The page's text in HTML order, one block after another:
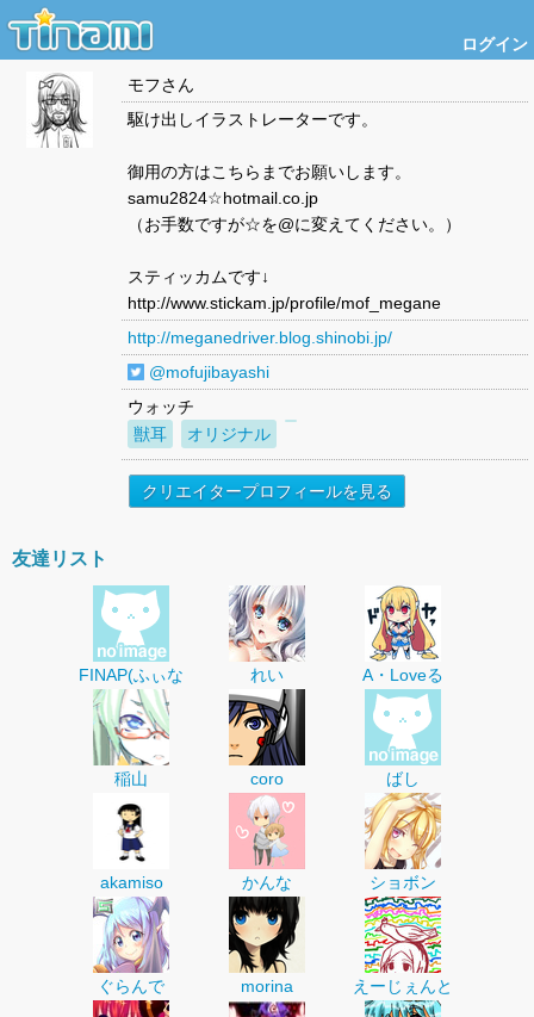
ログイン
モフさん
駆け出しイラストレーターです。
御用の方はこちらまでお願いします。
samu2824☆hotmail.co.jp
（お手数ですが☆を@に変えてください。）
スティッカムです↓
http://www.stickam.jp/profile/mof_megane
http://meganedriver.blog.shinobi.jp/
@mofujibayashi
ウォッチ
獣耳
オリジナル
クリエイタープロフィールを見る
友達リスト
FINAP(ふぃな れい A・Loveる
稲山 coro ばし
akamiso かんな ショボン
ぐらんで morina えーじぇんと